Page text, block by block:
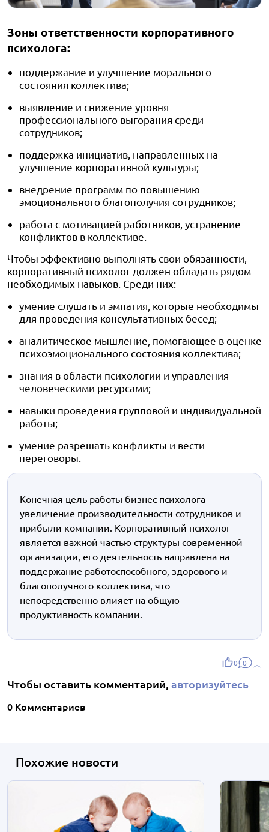
Зоны ответственности корпоративного
психолога:
поддержание и улучшение морального
состояния коллектива;
выявление и снижение уровня
профессионального выгорания среди
сотрудников;
поддержка инициатив, направленных на
улучшение корпоративной культуры;
внедрение программ по повышению
эмоционального благополучия сотрудников;
работа с мотивацией работников, устранение
конфликтов в коллективе.
Чтобы эффективно выполнять свои обязанности,
корпоративный психолог должен обладать рядом
необходимых навыков. Среди них:
умение слушать и эмпатия, которые необходимы
для проведения консультативных бесед;
аналитическое мышление, помогающее в оценке
психоэмоционального состояния коллектива;
знания в области психологии и управления
человеческими ресурсами;
навыки проведения групповой и индивидуальной
работы;
умение разрешать конфликты и вести
переговоры.
Конечная цель работы бизнес-психолога -
увеличение производительности сотрудников и
прибыли компании. Корпоративный психолог
является важной частью структуры современной
организации, его деятельность направлена на
поддержание работоспособного, здорового и
благополучного коллектива, что
непосредственно влияет на общую
продуктивность компании.
0 0
Чтобы оставить комментарий, авторизуйтесь
0 Комментариев
Похожие новости